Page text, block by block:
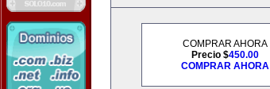
COMPRAR AHORA
Precio $450.00
COMPRAR AHORA